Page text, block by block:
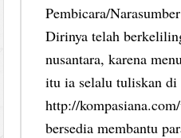
Pembicara/
Dirinya telah
nusantara, karena
itu ia selalu tuliskan di
http://
bersedia membantu